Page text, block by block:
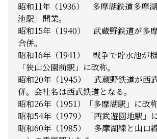
昭和11年（1936） 多摩湖鉄道多摩
池駅」開業。
昭和15年（1940） 武蔵野鉄道が多
合併。
昭和16年（1941） 戦争で貯水池が
「狭山公園前駅」に改称。
昭和20年（1945） 武蔵野鉄道が西
併。会社名は西武鉄道となる。
昭和26年（1951）「多摩湖駅」に改称
昭和54年（1979）「西武遊園地駅」に
昭和60年（1985） 多摩湖線と山口